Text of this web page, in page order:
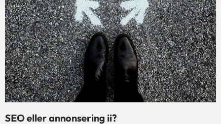
SEO eller annonsering ii?